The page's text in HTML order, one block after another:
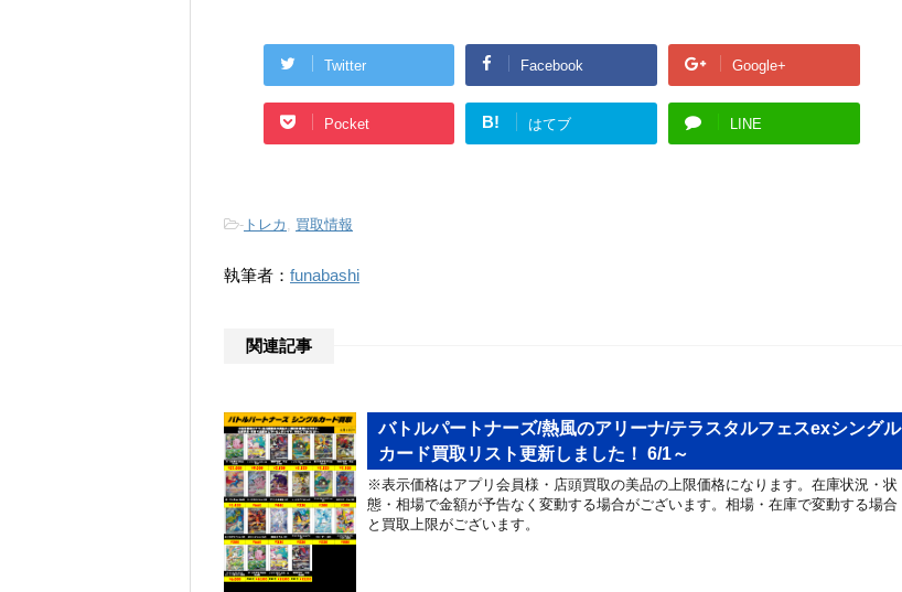
Twitter Facebook Google+
Pocket B! はてブ LINE
- トレカ , 買取情報
執筆者： funabashi
関連記事
バトルパートナーズ/熱風のアリーナ/テラスタルフェスexシングル
カード買取リスト更新しました！ 6/1～
※表示価格はアプリ会員様・店頭買取の美品の上限価格になります。在庫状況・状
態・相場で金額が予告なく変動する場合がございます。相場・在庫で変動する場合
と買取上限がございます。